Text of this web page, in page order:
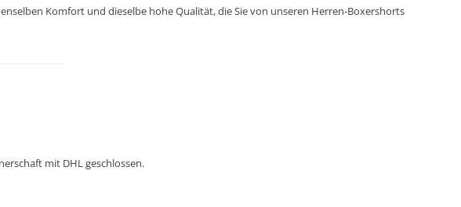
Komfort und dieselbe hohe Qualität, die Sie von unseren Herren-Boxershorts
täglichen Gebrauch, egal ob bei der Arbeit oder in der Freizeit.
Bolas-Logo eine stilvolle Note hinzu. Ein dezentes Detail für einen modernen
mit DHL geschlossen.